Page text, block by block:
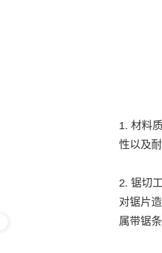
1. 材料
性以及
2. 锯切
对锯片
属带锯